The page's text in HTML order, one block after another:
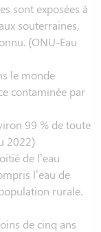
sont exposées à
souterraines,
(ONU-Eau
le monde
contaminée par
99 % de toute
2022)
de l’eau
l’eau de
rurale.
de cinq ans